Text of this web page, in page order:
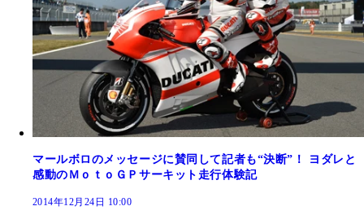
マールボロのメッセージに賛同して記者も“決断”！ ヨダレと
感動のＭｏｔｏＧＰサーキット走行体験記
2014年12月24日 10:00